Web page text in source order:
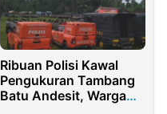
Ribuan Polisi Kawal
Pengukuran Tambang
Batu Andesit, Warga